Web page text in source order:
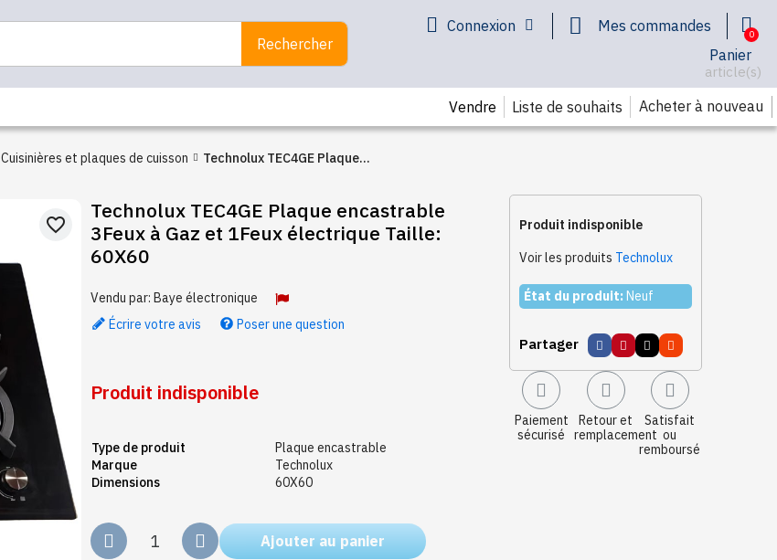
Rechercher
Connexion
Mes commandes
Panier
article(s)
Vendre Liste de souhaits Acheter à nouveau
Cuisinières et plaques de cuisson
Technolux TEC4GE Plaque
1Feux électrique Taille: 60X60
favorite_border
Technolux TEC4GE Plaque encastrable
3Feux à Gaz et 1Feux électrique Taille:
60X60
Vendu par:Baye électronique
Écrire votre avis
Poser une question
Produit indisponible
Type de produit
Plaque encastrable
Marque
Technolux
Dimensions
60X60
Ajouter au panier
Produit indisponible
Voir les produits Technolux
État du produit: Neuf
Partager
Paiement
sécurisé
Retour et
remplacement
Satisfait
ou
remboursé